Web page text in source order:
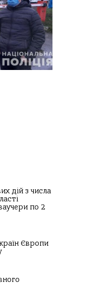
дій з числа
по 2
Європи